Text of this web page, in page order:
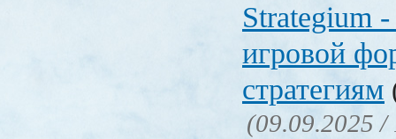
Strategium
игровой
стратегиям
(09.09.2025 /